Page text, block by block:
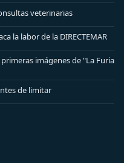
veterinarias
la labor de la DIRECTEMAR
imágenes de "La Furia
de limitar